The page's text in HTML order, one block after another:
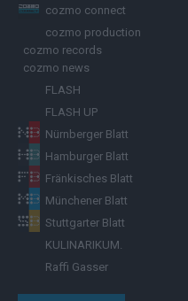
cozmo connect
cozmo production
cozmo records
cozmo news
FLASH
FLASH UP
Nürnberger Blatt
Hamburger Blatt
Fränkisches Blatt
Münchener Blatt
Stuttgarter Blatt
KULINARIKUM.
Raffi Gasser